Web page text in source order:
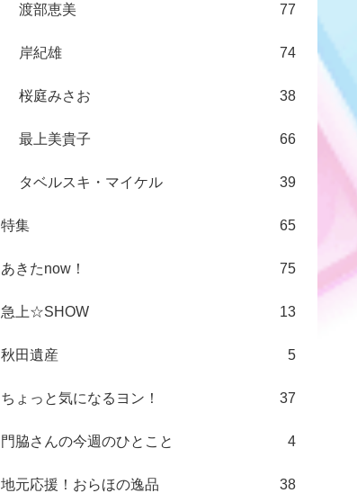
渡部恵美 77
岸紀雄 74
桜庭みさお 38
最上美貴子 66
タベルスキ・マイケル 39
特集 65
あきたnow！ 75
急上☆SHOW 13
秋田遺産 5
ちょっと気になるヨン！ 37
門脇さんの今週のひとこと 4
地元応援！おらほの逸品 38